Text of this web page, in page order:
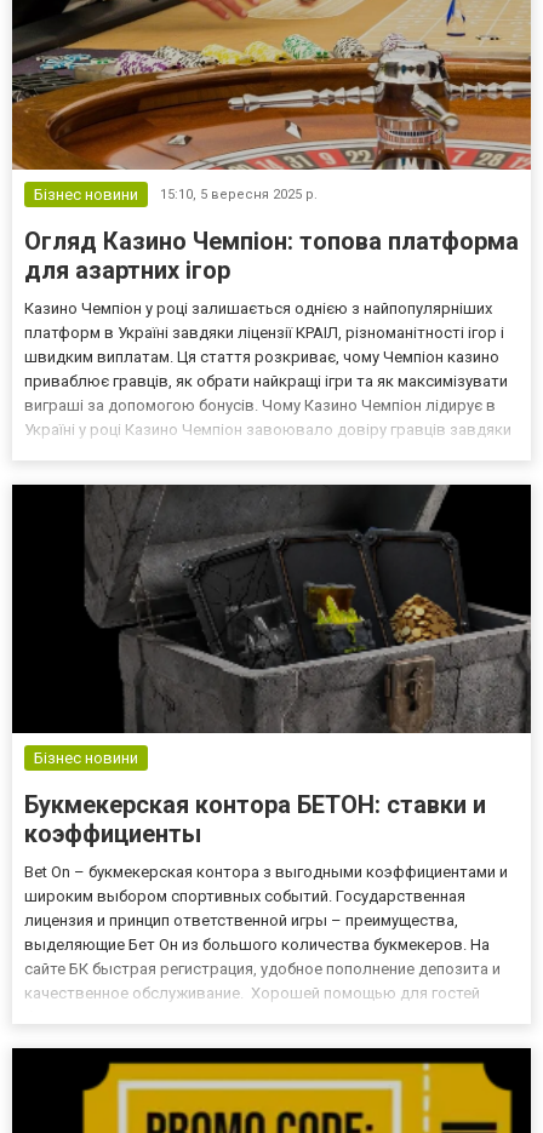
Бізнес новини 15:10, 5 вересня 2025 р.
Огляд Казино Чемпіон: топова платформа
для азартних ігор
Казино Чемпіон у році залишається однією з найпопулярніших
платформ в Україні завдяки ліцензії КРАІЛ, різноманітності ігор і
швидким виплатам. Ця стаття розкриває, чому Чемпіон казино
приваблює гравців, як обрати найкращі ігри та як максимізувати
виграші за допомогою бонусів. Чому Казино Чемпіон лідирує в
Україні у році Казино Чемпіон завоювало довіру гравців завдяки
Бізнес новини
Букмекерская контора БЕТОН: ставки и
коэффициенты
Bet On – букмекерская контора з выгодными коэффициентами и
широким выбором спортивных событий. Государственная
лицензия и принцип ответственной игры – преимущества,
выделяющие Бет Он из большого количества букмекеров. На
сайте БК быстрая регистрация, удобное пополнение депозита и
качественное обслуживание. Хорошей помощью для гостей
возможно по телеф...